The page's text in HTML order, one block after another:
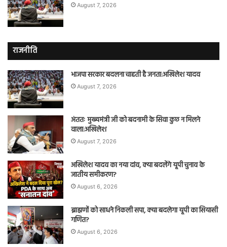
August 7, 2026
राजनीति
भाजपा सरकार बदलना चाहती है जनता:अखिलेश यादव
August 7, 2026
अंततः मुख्यमंत्री जी को बदनामी के सिवा कुछ न मिलने
वाला:अखिलेश
August 7, 2026
अखिलेश यादव का नया दांव, क्या बदलेंगे यूपी चुनाव के
जातीय समीकरण?
August 6, 2026
ब्राह्मणों को साधने निकली सपा, क्या बदलेगा यूपी का सियासी
गणित?
August 6, 2026